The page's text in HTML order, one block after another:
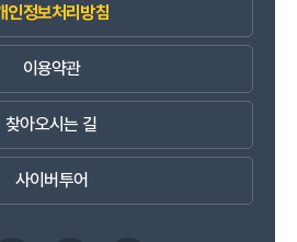
.
민 모두가 일상 속 생활문화를
께 삶을 나누며 생활 속 필요를
는 공간에서 내일을 꿈꾸며
안목을 키워갑니다.
모두가 미래의 희망을 위해 자기
날 자신의 영향을 키우는
펼치는 마중물로서 큰 그림을
인정보처리방침
이용약관
찾아오시는 길
사이버투어